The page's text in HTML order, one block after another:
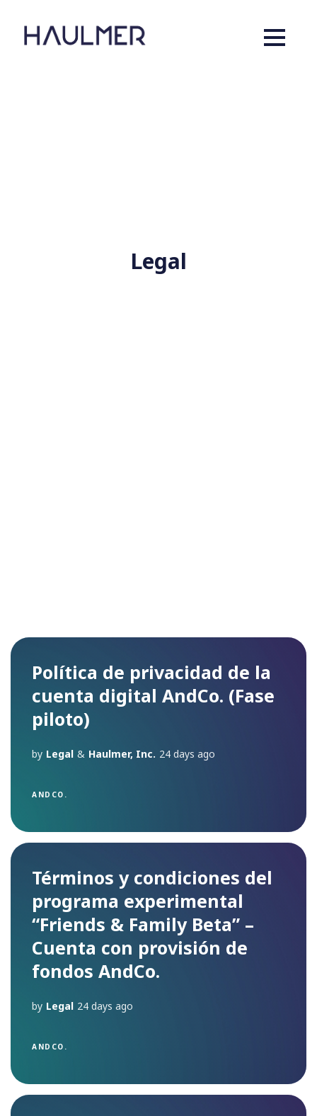
Legal
Política de privacidad de la
cuenta digital AndCo. (Fase
piloto)
by Legal & Haulmer, Inc. 24 days ago
ANDCO.
Términos y condiciones del
programa experimental
“Friends & Family Beta” –
Cuenta con provisión de
fondos AndCo.
by Legal 24 days ago
ANDCO.